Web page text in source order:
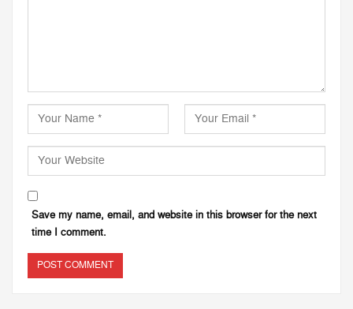
Save my name, email, and website in this browser for the next
time I comment.